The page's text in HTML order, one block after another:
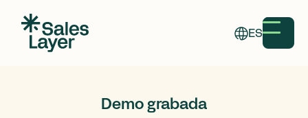
ES
Demo grabada